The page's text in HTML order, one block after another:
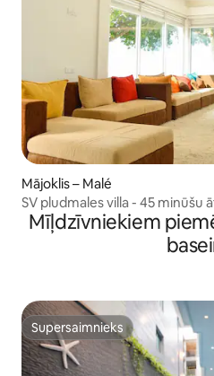
Mājoklis – Malé
SV pludmales villa - 45 minūšu
Mīļdzīvniekiem
Supersaimnieks
Supersaimnieks